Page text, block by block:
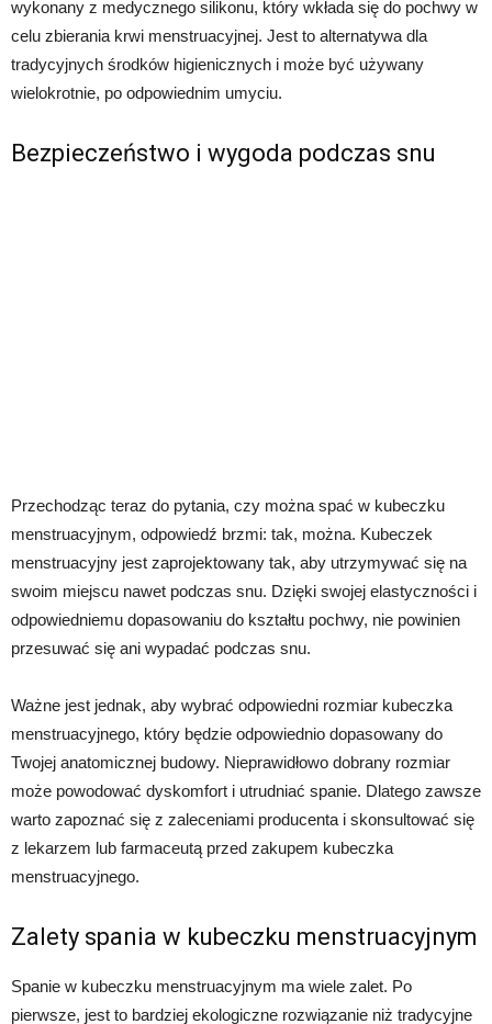
wykonany z medycznego silikonu, który wkłada się do pochwy w
celu zbierania krwi menstruacyjnej. Jest to alternatywa dla
tradycyjnych środków higienicznych i może być używany
wielokrotnie, po odpowiednim umyciu.
Bezpieczeństwo i wygoda podczas snu
Przechodząc teraz do pytania, czy można spać w kubeczku
menstruacyjnym, odpowiedź brzmi: tak, można. Kubeczek
menstruacyjny jest zaprojektowany tak, aby utrzymywać się na
swoim miejscu nawet podczas snu. Dzięki swojej elastyczności i
odpowiedniemu dopasowaniu do kształtu pochwy, nie powinien
przesuwać się ani wypadać podczas snu.
Ważne jest jednak, aby wybrać odpowiedni rozmiar kubeczka
menstruacyjnego, który będzie odpowiednio dopasowany do
Twojej anatomicznej budowy. Nieprawidłowo dobrany rozmiar
może powodować dyskomfort i utrudniać spanie. Dlatego zawsze
warto zapoznać się z zaleceniami producenta i skonsultować się
z lekarzem lub farmaceutą przed zakupem kubeczka
menstruacyjnego.
Zalety spania w kubeczku menstruacyjnym
Spanie w kubeczku menstruacyjnym ma wiele zalet. Po
pierwsze, jest to bardziej ekologiczne rozwiązanie niż tradycyjne